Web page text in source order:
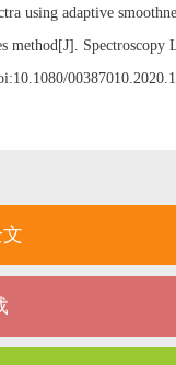
using adaptive
method[J]. Spectroscopy
10.1080/